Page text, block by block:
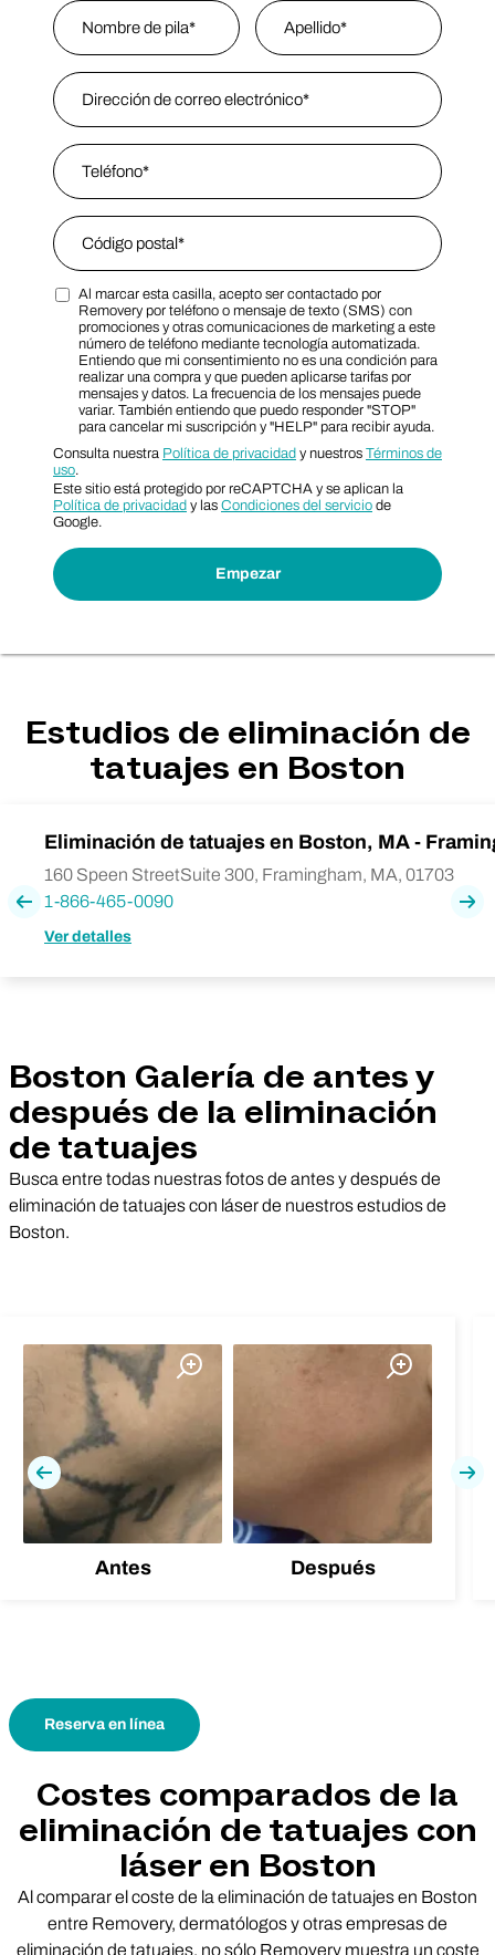
Name
Nombre
Email Address
Phone
Zip Code
Zip Code
Marketing SMS Consent Terms
Al marcar esta casilla, acepto ser contactado por
Removery por teléfono o mensaje de texto (SMS) con
promociones y otras comunicaciones de marketing a este
número de teléfono mediante tecnología automatizada.
Entiendo que mi consentimiento no es una condición para
realizar una compra y que pueden aplicarse tarifas por
mensajes y datos. La frecuencia de los mensajes puede
variar. También entiendo que puedo responder "STOP"
para cancelar mi suscripción y "HELP" para recibir ayuda.
Consulta nuestra Política de privacidad y nuestros Términos de
uso.
Este sitio está protegido por reCAPTCHA y se aplican la
Política de privacidad y las Condiciones del servicio de
Google.
Estudios de eliminación de
tatuajes en Boston
Eliminación de tatuajes en Boston, MA -
160 Speen StreetSuite 300, Framingham, MA, 01703
1-866-465-0090
Ver detalles
Previa
Boston Galería de antes y
después de la eliminación
de tatuajes
Busca entre todas nuestras fotos de antes y después de
eliminación de tatuajes con láser de nuestros estudios de
Boston.
Antes Después
Previa
Reserva en línea
Costes comparados de la
eliminación de tatuajes con
láser en Boston
Al comparar el coste de la eliminación de tatuajes en Boston
entre Removery, dermatólogos y otras empresas de
eliminación de tatuajes, no sólo Removery muestra un coste